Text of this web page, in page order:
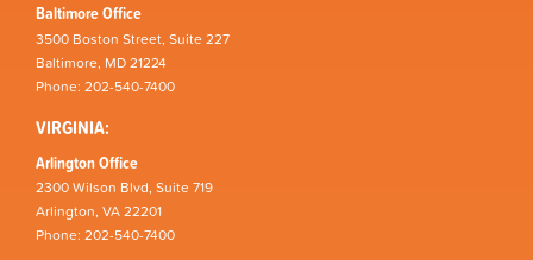
Baltimore Office
3500 Boston Street, Suite 227
Baltimore, MD 21224
Phone: 202-540-7400
VIRGINIA:
Arlington Office
2300 Wilson Blvd, Suite 719
Arlington, VA 22201
Phone: 202-540-7400